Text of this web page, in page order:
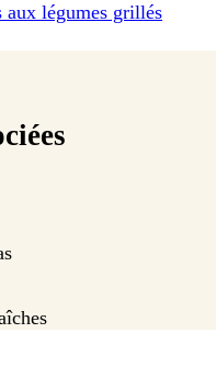
aux légumes grillés